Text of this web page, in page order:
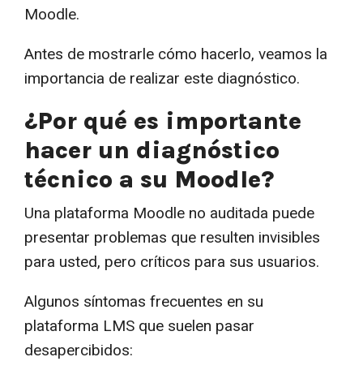
Moodle.
Antes de mostrarle cómo hacerlo, veamos la
importancia de realizar este diagnóstico.
¿Por qué es importante
hacer un diagnóstico
técnico a su Moodle?
Una plataforma Moodle no auditada puede
presentar problemas que resulten invisibles
para usted, pero críticos para sus usuarios.
Algunos síntomas frecuentes en su
plataforma LMS que suelen pasar
desapercibidos: